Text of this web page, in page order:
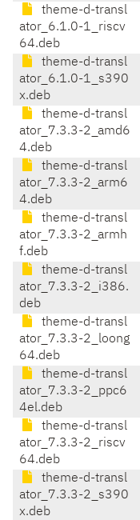
theme-d-transl
ator_6.1.0-1_riscv
64.deb
theme-d-transl
ator_6.1.0-1_s390
x.deb
theme-d-transl
ator_7.3.3-2_amd6
4.deb
theme-d-transl
ator_7.3.3-2_arm6
4.deb
theme-d-transl
ator_7.3.3-2_armh
f.deb
theme-d-transl
ator_7.3.3-2_i386.
deb
theme-d-transl
ator_7.3.3-2_loong
64.deb
theme-d-transl
ator_7.3.3-2_ppc6
4el.deb
theme-d-transl
ator_7.3.3-2_riscv
64.deb
theme-d-transl
ator_7.3.3-2_s390
x.deb